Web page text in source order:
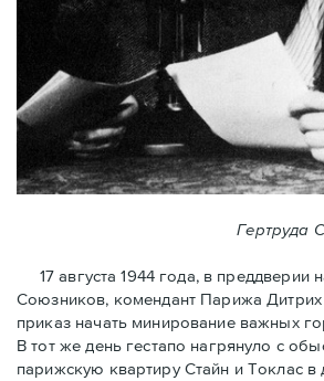
Гертруда
17 августа 1944 года, в преддверии
Союзников, комендант Парижа
приказ начать минирование важных
В тот же день гестапо нагрянуло с
парижскую квартиру Стайн и Токлaс